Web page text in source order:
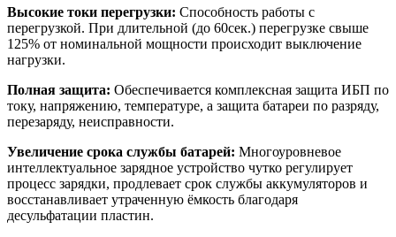
Высокие токи перегрузки: Способность работы с
перегрузкой. При длительной (до 60сек.) перегрузке свыше
125% от номинальной мощности происходит выключение
нагрузки.
Полная защита: Обеспечивается комплексная защита ИБП по
току, напряжению, температуре, а защита батареи по разряду,
перезаряду, неисправности.
Увеличение срока службы батарей: Многоуровневое
интеллектуальное зарядное устройство чутко регулирует
процесс зарядки, продлевает срок службы аккумуляторов и
восстанавливает утраченную ёмкость благодаря
десульфатации пластин.